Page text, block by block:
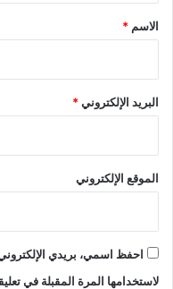
*
الاسم *
البريد الإلكتروني*
الموقع الإلكتروني
احفظ اسمي، بريدي
لاستخدامها المرة المقبلة في